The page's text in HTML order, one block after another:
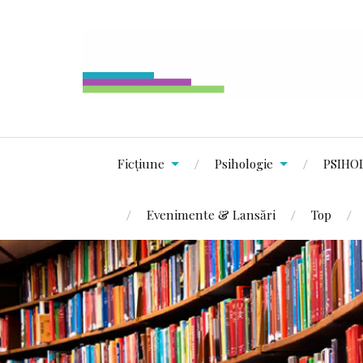
Ficțiune Psihologie
Evenimente & Lansări Top